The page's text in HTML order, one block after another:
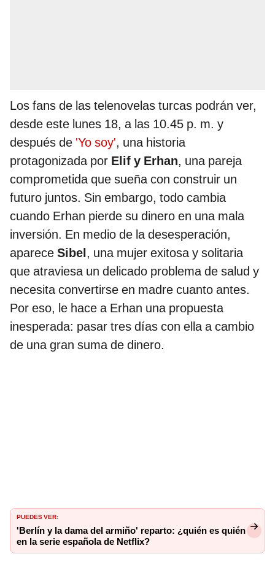
Los fans de las telenovelas turcas podrán ver,
desde este lunes 18, a las 10.45 p. m. y
después de 'Yo soy', una historia
protagonizada por Elif y Erhan, una pareja
comprometida que sueña con construir un
futuro juntos. Sin embargo, todo cambia
cuando Erhan pierde su dinero en una mala
inversión. En medio de la desesperación,
aparece Sibel, una mujer exitosa y solitaria
que atraviesa un delicado problema de salud y
necesita convertirse en madre cuanto antes.
Por eso, le hace a Erhan una propuesta
inesperada: pasar tres días con ella a cambio
de una gran suma de dinero.
PUEDES VER:
'Berlín y la dama del armiño' reparto: ¿quién es quién
en la serie española de Netflix?